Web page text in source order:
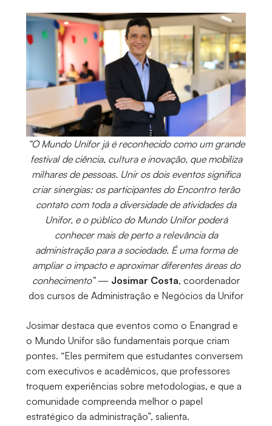
“O Mundo Unifor já é reconhecido como um grande
festival de ciência, cultura e inovação, que mobiliza
milhares de pessoas. Unir os dois eventos significa
criar sinergias: os participantes do Encontro terão
contato com toda a diversidade de atividades da
Unifor, e o público do Mundo Unifor poderá
conhecer mais de perto a relevância da
administração para a sociedade. É uma forma de
ampliar o impacto e aproximar diferentes áreas do
conhecimento”— Josimar Costa, coordenador
dos cursos de Administração e Negócios da Unifor
Josimar destaca que eventos como o Enangrad e
o Mundo Unifor são fundamentais porque criam
pontes. “Eles permitem que estudantes conversem
com executivos e acadêmicos, que professores
troquem experiências sobre metodologias, e que a
comunidade compreenda melhor o papel
estratégico da administração”, salienta.